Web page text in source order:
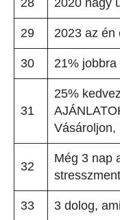
29 2023 az én
30 21% jobbra
31
25%
Vásároljon,
32
Még 3 nap
33 3 dolog,